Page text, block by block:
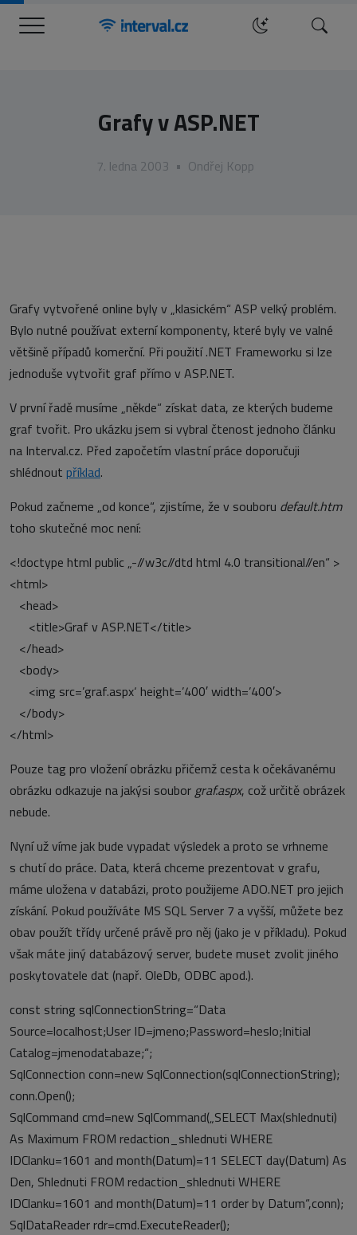
Menu Hledat
Grafy v ASP.NET
7. ledna 2003 • Ondřej Kopp
Grafy vytvořené online byly v „klasickém“ ASP velký problém.
Bylo nutné používat externí komponenty, které byly ve valné
většině případů komerční. Při použití .NET Frameworku si lze
jednoduše vytvořit graf přímo v ASP.NET.
V první řadě musíme „někde“ získat data, ze kterých budeme
graf tvořit. Pro ukázku jsem si vybral čtenost jednoho článku
na Interval.cz. Před započetím vlastní práce doporučuji
shlédnout příklad.
Pokud začneme „od konce“, zjistíme, že v souboru default.htm
toho skutečné moc není:
<!doctype html public „-//w3c//dtd html 4.0 transitional//en“ >
<html>
<head>
<title>Graf v ASP.NET</title>
</head>
<body>
<img src=’graf.aspx‘ height=’400′ width=’400′>
</body>
</html>
Pouze tag pro vložení obrázku přičemž cesta k očekávanému
obrázku odkazuje na jakýsi soubor graf.aspx, což určitě obrázek
nebude.
Nyní už víme jak bude vypadat výsledek a proto se vrhneme
s chutí do práce. Data, která chceme prezentovat v grafu,
máme uložena v databázi, proto použijeme ADO.NET pro jejich
získání. Pokud používáte MS SQL Server 7 a vyšší, můžete bez
obav použít třídy určené právě pro něj (jako je v příkladu). Pokud
však máte jiný databázový server, budete muset zvolit jiného
poskytovatele dat (např. OleDb, ODBC apod.).
const string sqlConnectionString=“Data
Source=localhost;User ID=jmeno;Password=heslo;Initial
Catalog=jmenodatabaze;“;
SqlConnection conn=new SqlConnection(sqlConnectionString);
conn.Open();
SqlCommand cmd=new SqlCommand(„SELECT Max(shlednuti)
As Maximum FROM redaction_shlednuti WHERE
IDClanku=1601 and month(Datum)=11 SELECT day(Datum) As
Den, Shlednuti FROM redaction_shlednuti WHERE
IDClanku=1601 and month(Datum)=11 order by Datum“,conn);
SqlDataReader rdr=cmd.ExecuteReader();